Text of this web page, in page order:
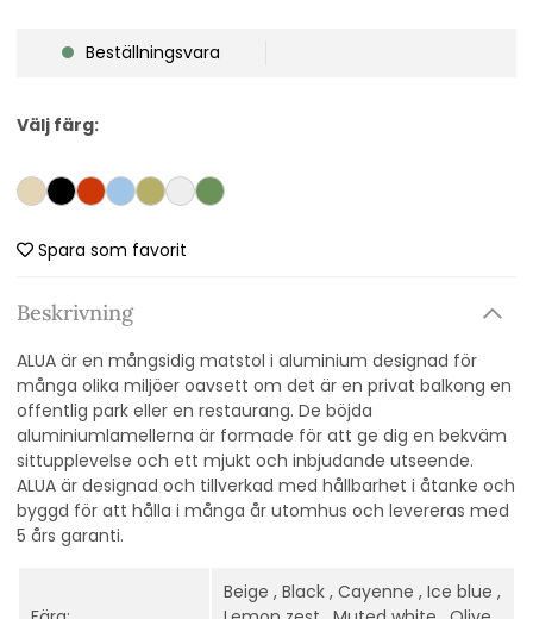
Beställningsvara
Välj färg:
Spara som favorit
Beskrivning
ALUA är en mångsidig matstol i aluminium designad för
många olika miljöer oavsett om det är en privat balkong en
offentlig park eller en restaurang. De böjda
aluminiumlamellerna är formade för att ge dig en bekväm
sittupplevelse och ett mjukt och inbjudande utseende.
ALUA är designad och tillverkad med hållbarhet i åtanke och
byggd för att hålla i många år utomhus och levereras med
5 års garanti.
Beige , Black , Cayenne , Ice blue ,